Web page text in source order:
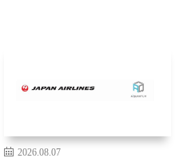
2026.08.07